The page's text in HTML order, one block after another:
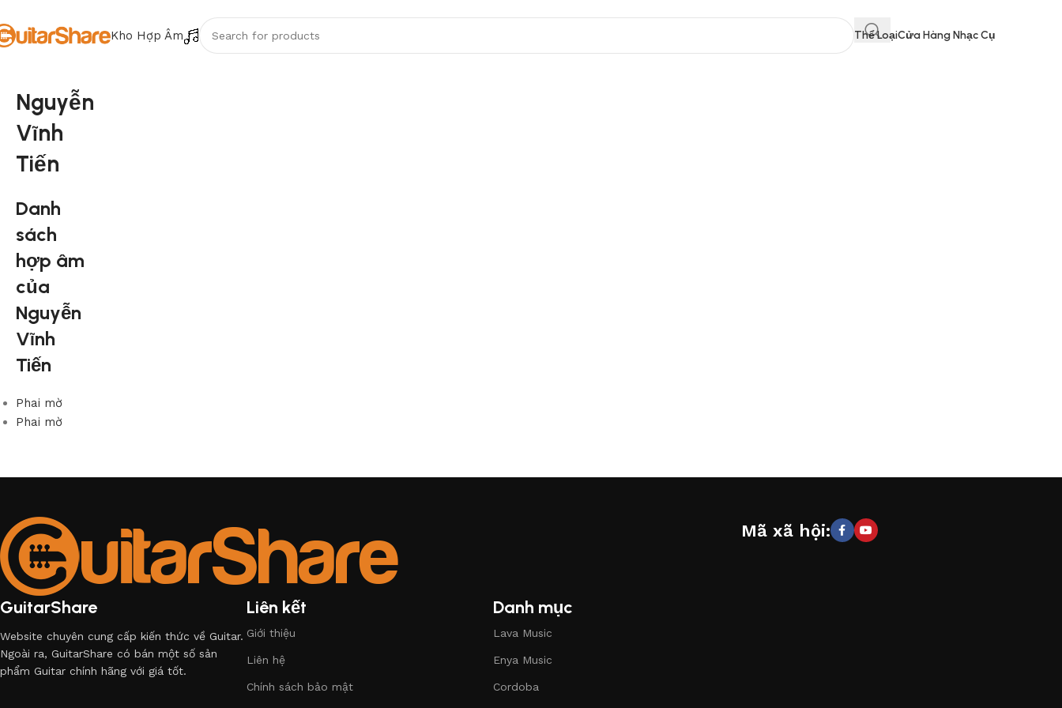
Kho Hợp Âm Thể LoạiCửa Hàng Nhạc Cụ
Nguyễn
Vĩnh
Tiến
Danh
sách
hợp âm
của
Nguyễn
Vĩnh
Tiến
Phai mờ
Phai mờ
GuitarShare
Website chuyên cung cấp kiến thức về Guitar.
Ngoài ra, GuitarShare có bán một số sản
phẩm Guitar chính hãng với giá tốt.
Liên kết
Giới thiệu
Liên hệ
Chính sách bảo mật
Danh mục
Lava Music
Enya Music
Cordoba
Mã xã hội: